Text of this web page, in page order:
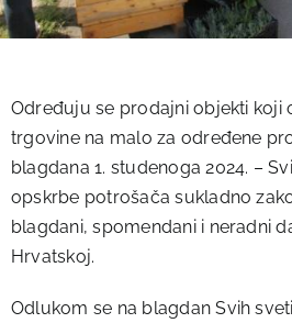
Određuju se prodajni objekti koji
trgovine na malo za određene
blagdana 1. studenoga 2024. –
opskrbe potrošača sukladno
blagdani, spomendani i neradni
Hrvatskoj.
Odlukom se na blagdan Svih